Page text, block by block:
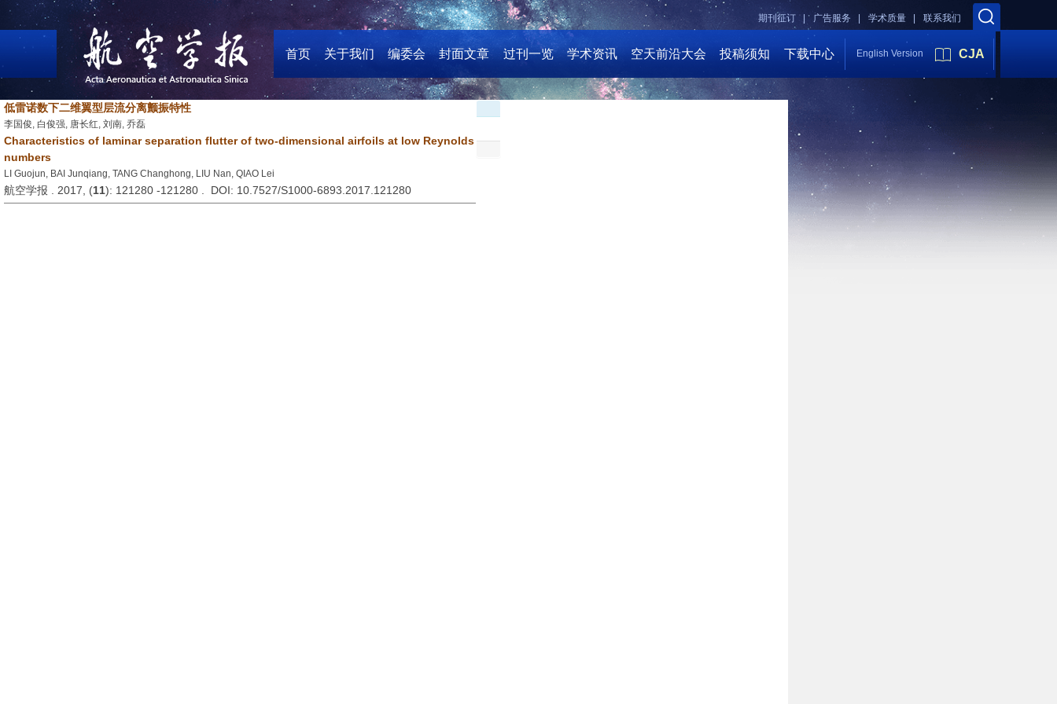
联系我们
学术质量 |
广告服务 |
期刊征订 |
首页 关于我们 编委会 封面文章 过刊一览 学术资讯 空天前沿大会 投稿须知 下载中心 English Version CJA
低雷诺数下二维翼型层流分离颤振特性
李国俊, 白俊强, 唐长红, 刘南, 乔磊
Characteristics of laminar separation flutter of two-dimensional airfoils at low Reynolds
numbers
LI Guojun, BAI Junqiang, TANG Changhong, LIU Nan, QIAO Lei
航空学报 . 2017, (11): 121280 -121280 . DOI: 10.7527/S1000-6893.2017.121280